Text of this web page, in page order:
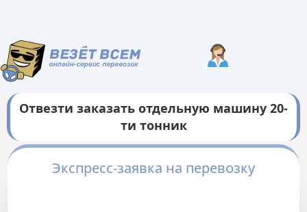
Отвезти заказать отдельную машину 20-
ти тонник
Экспресс-заявка на перевозку